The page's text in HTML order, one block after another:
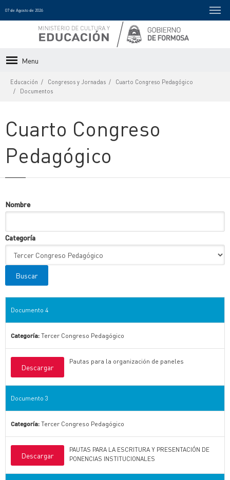
07 de Agosto de 2026
Menu
Educación Congresos y Jornadas
Cuarto Congreso Pedagógico
Documentos
Cuarto Congreso
Pedagógico
Nombre
Categoría
Documento 4
Categoría: Tercer Congreso Pedagógico
Descargar
Pautas para la organización de paneles
Documento 3
Categoría: Tercer Congreso Pedagógico
Descargar
PAUTAS PARA LA ESCRITURA Y PRESENTACIÓN DE
PONENCIAS INSTITUCIONALES